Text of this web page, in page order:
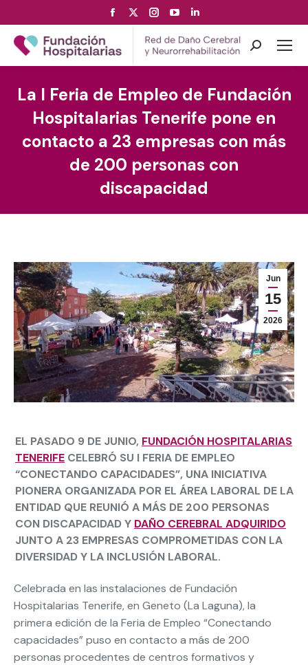
Facebook
page
opens
in
window
page
opens
in
window
Instagram
page
opens
in
window
YouTube
page
opens
in
window
page
opens
in
window
Search:
La I Feria de Empleo de Fundación
Hospitalarias Tenerife pone en
contacto a 23 empresas con más
de 200 personas con
discapacidad
Jun
15
2026
EL PASADO 9 DE JUNIO, FUNDACIÓN HOSPITALARIAS
TENERIFE CELEBRÓ SU I FERIA DE EMPLEO
“CONECTANDO CAPACIDADES”, UNA INICIATIVA
PIONERA ORGANIZADA POR EL ÁREA LABORAL DE LA
ENTIDAD QUE REUNIÓ A MÁS DE 200 PERSONAS
CON DISCAPACIDAD Y DAÑO CEREBRAL ADQUIRIDO
JUNTO A 23 EMPRESAS COMPROMETIDAS CON LA
DIVERSIDAD Y LA INCLUSIÓN LABORAL.
Celebrada en las instalaciones de Fundación
Hospitalarias Tenerife, en Geneto (La Laguna), la
primera edición de la Feria de Empleo “Conectando
capacidades” puso en contacto a más de 200
personas procedentes de centros formativos y